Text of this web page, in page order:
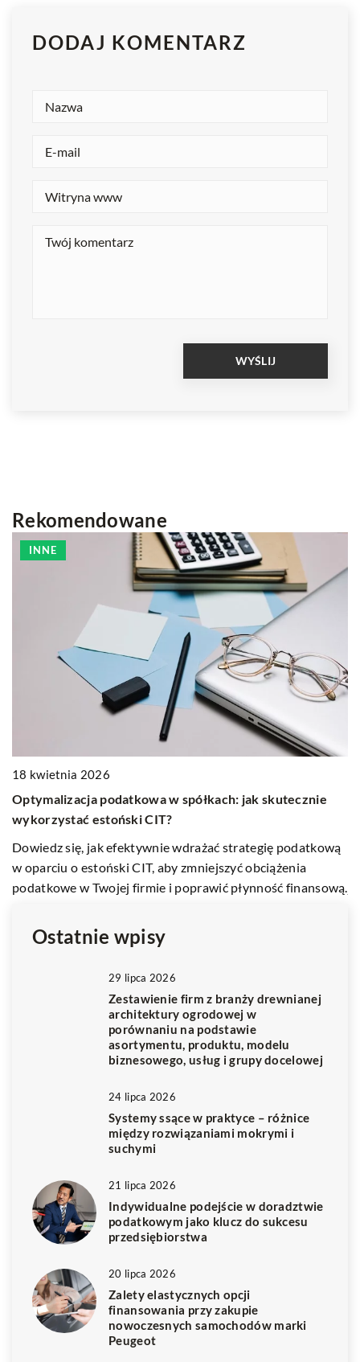
DODAJ KOMENTARZ
Rekomendowane
INNE
18 kwietnia 2026
Optymalizacja podatkowa w spółkach: jak skutecznie
wykorzystać estoński CIT?
Dowiedz się, jak efektywnie wdrażać strategię podatkową
w oparciu o estoński CIT, aby zmniejszyć obciążenia
podatkowe w Twojej firmie i poprawić płynność finansową.
Ostatnie wpisy
29 lipca 2026
Zestawienie firm z branży drewnianej
architektury ogrodowej w
porównaniu na podstawie
asortymentu, produktu, modelu
biznesowego, usług i grupy docelowej
24 lipca 2026
Systemy ssące w praktyce – różnice
między rozwiązaniami mokrymi i
suchymi
21 lipca 2026
Indywidualne podejście w doradztwie
podatkowym jako klucz do sukcesu
przedsiębiorstwa
20 lipca 2026
Zalety elastycznych opcji
finansowania przy zakupie
nowoczesnych samochodów marki
Peugeot